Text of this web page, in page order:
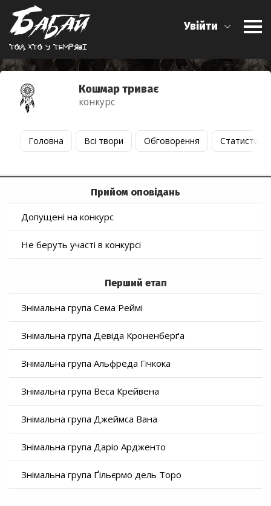
Той, хто у темрявi
Увійти
Кошмар триває
конкурс
Головна Всі твори Обговорення Статистика
Прийом оповідань
Допущені на конкурс
Не беруть участі в конкурсі
Перший етап
Знімальна група Сема Реймі
Знімальна група Девіда Кроненберґа
Знімальна група Альфреда Гічкока
Знімальна група Веса Крейвена
Знімальна група Джеймса Вана
Знімальна група Даріо Ардженто
Знімальна група Ґільєрмо дель Торо